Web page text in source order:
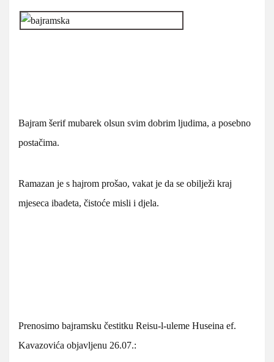
Bajram šerif mubarek olsun svim dobrim ljudima, a posebno
postačima.
Ramazan je s hajrom prošao, vakat je da se obilježi kraj
mjeseca ibadeta, čistoće misli i djela.
Prenosimo bajramsku čestitku Reisu-l-uleme Huseina ef.
Kavazovića objavljenu 26.07.: